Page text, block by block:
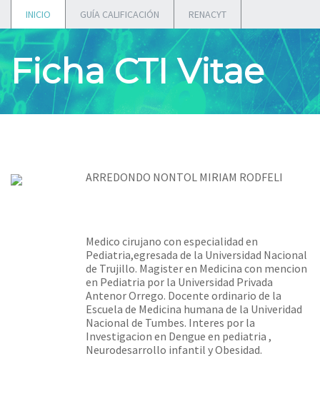
INICIO GUÍA CALIFICACIÓN RENACYT
Ficha CTI Vitae
ARREDONDO NONTOL MIRIAM RODFELI
Medico cirujano con especialidad en
Pediatria,egresada de la Universidad Nacional
de Trujillo. Magister en Medicina con mencion
en Pediatria por la Universidad Privada
Antenor Orrego. Docente ordinario de la
Escuela de Medicina humana de la Univeridad
Nacional de Tumbes. Interes por la
Investigacion en Dengue en pediatria ,
Neurodesarrollo infantil y Obesidad.